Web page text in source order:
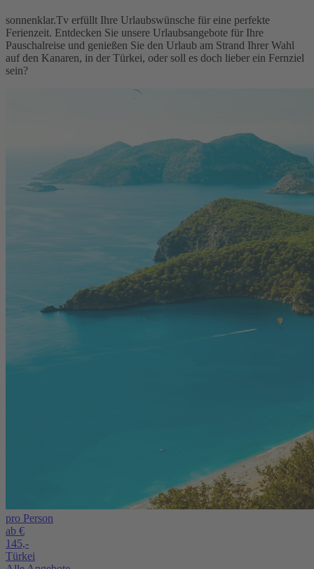
sonnenklar.Tv erfüllt Ihre Urlaubswünsche für eine perfekte
Ferienzeit. Entdecken Sie unsere Urlaubsangebote für Ihre
Pauschalreise und genießen Sie den Urlaub am Strand Ihrer Wahl
auf den Kanaren, in der Türkei, oder soll es doch lieber ein Fernziel
sein?
pro Person
ab €
145,-
Türkei